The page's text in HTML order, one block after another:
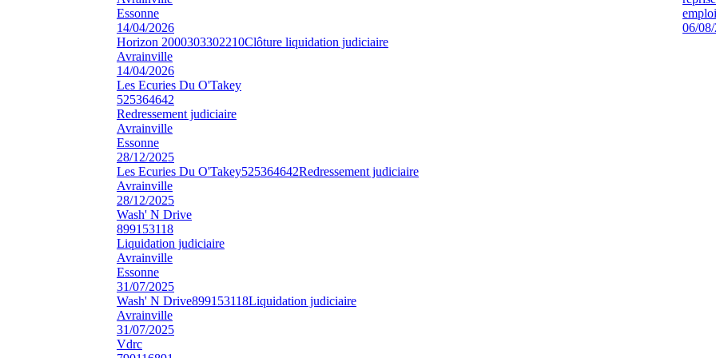
Essonne
14/04/2026
Horizon 2000303302210Clôture liquidation judiciaire
Avrainville
14/04/2026
Les Ecuries Du O'Takey
525364642
Redressement judiciaire
Avrainville
Essonne
28/12/2025
Les Ecuries Du O'Takey525364642Redressement judiciaire
Avrainville
28/12/2025
Wash' N Drive
899153118
Liquidation judiciaire
Avrainville
Essonne
31/07/2025
Wash' N Drive899153118Liquidation judiciaire
Avrainville
31/07/2025
Vdrc
06/